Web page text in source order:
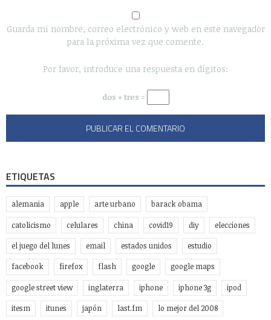
Guarda mi nombre, correo electrónico y web en este navegador
para la próxima vez que comente.
Por favor, introduce una respuesta en dígitos:
dos × tres =
ETIQUETAS
alemania apple arte urbano barack obama
catolicismo celulares china covid19 diy elecciones
el juego del lunes email estados unidos estudio
facebook firefox flash google google maps
google street view inglaterra iphone iphone 3g ipod
itesm itunes japón last.fm lo mejor del 2008